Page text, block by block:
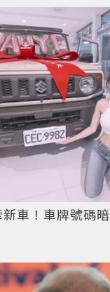
新車！車牌號碼